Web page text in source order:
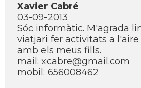
Xavier Cabré
03-09-2013
Sóc informàtic. M'agrada
viatjari fer activitats a
amb els meus fills.
mail: xcabre@gmail.com
mobil: 656008462